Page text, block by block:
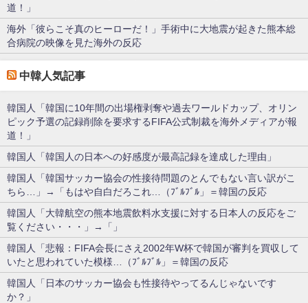
道！」
海外「彼らこそ真のヒーローだ！」手術中に大地震が起きた熊本総
合病院の映像を見た海外の反応
中韓人気記事
韓国人「韓国に10年間の出場権剥奪や過去ワールドカップ、オリン
ピック予選の記録削除を要求するFIFA公式制裁を海外メディアが報
道！」
韓国人「韓国人の日本への好感度が最高記録を達成した理由」
韓国人「韓国サッカー協会の性接待問題のとんでもない言い訳がこ
ちら…」→「もはや自白だろこれ…（ﾌﾞﾙﾌﾞﾙ」＝韓国の反応
韓国人「大韓航空の熊本地震飲料水支援に対する日本人の反応をご
覧ください・・・」→「」
韓国人「悲報：FIFA会長にさえ2002年W杯で韓国が審判を買収して
いたと思われていた模様…（ﾌﾞﾙﾌﾞﾙ」＝韓国の反応
韓国人「日本のサッカー協会も性接待やってるんじゃないです
か？」